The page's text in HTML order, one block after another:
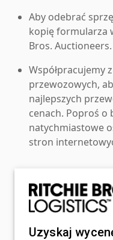
Aby odebrać
kopię formularza
Bros. Auctioneers.
Współpracujemy
przewozowych,
najlepszych
cenach. Poproś o
natychmiastowe
stron
Uzyskaj